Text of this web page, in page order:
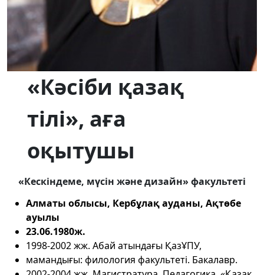
«Кәсіби қазақ
тілі», аға
оқытушы
«Кескіндеме, мүсін және дизайн» факультеті
Алматы облысы, Кербұлақ ауданы, Ақтөбе
ауылы
23.06.1980ж.
1998-2002 жж. Абай атындағы ҚазҰПУ,
мамандығы: филология факультеті. Бакалавр.